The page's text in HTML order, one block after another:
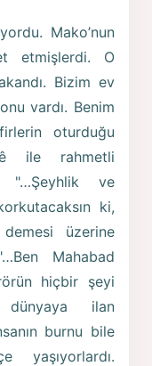
Mako’nun
etmişlerdi. O
Bizim ev
vardı. Benim
oturduğu
ile rahmetli
"…Şeyhlik ve
ki,
üzerine
Mahabad
hiçbir şeyi
ilan
burnu bile
yaşıyorlardı.